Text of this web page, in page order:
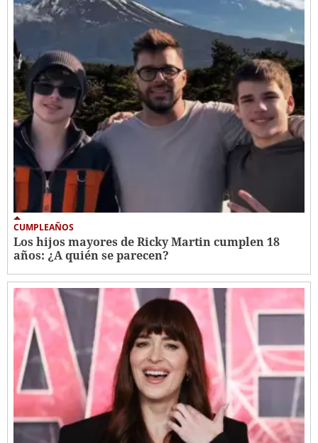
CUMPLEAÑOS
Los hijos mayores de Ricky Martin cumplen 18
años: ¿A quién se parecen?